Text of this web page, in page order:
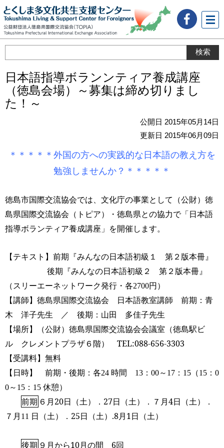
ュー
日本語指導ボランンティア養成講座
（徳島会場）～募集は締め切りまし
た！～
公開日 2015年05月14日
更新日 2015年06月09日
＊＊＊＊＊外国の方への実践的な日本語の教え方を
勉強しませんか？＊＊＊＊＊
徳島市国際交流協会では、文化庁の事業として（公財）徳
島県国際交流協会（トピア）・徳島県との協力で「日本語
指導ボランティア養成講座」を開催します。
【テキスト】前期『みんなの日本語初級１ 第２版本冊』
後期『みんなの日本語初級２ 第２版本冊』
（スリーエーネットワーク発行・各2700円）
【講師】徳島県国際交流協会 日本語教室講師 前期：青
木 洋子先生 ／ 後期：山田 多佳子先生
【場所】（公財）徳島県国際交流協会会議室（徳島駅ビ
ル クレメントプラザ６階） TEL:088-656-3303
【受講料】無料
【日時】 前期・後期：各24 時間 13 ： 00～ 17 ： 15 （15 ： 0
0～ 15 ： 15 休憩）
前期 ６月20日（土）．27日（土）． ７月4日（土）．
７月 11 日（土）．25日（土）.8月1日（土）
後期 ９月から10月の間 6回